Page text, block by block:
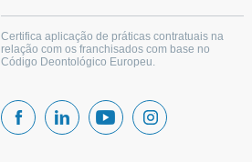
Certifica aplicação de práticas contratuais na
relação com os franchisados com base no
Código Deontológico Europeu.